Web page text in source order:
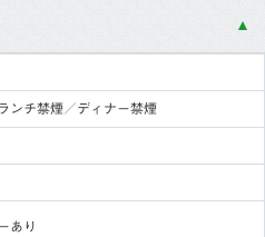
ンチ禁煙／ディナー禁煙
あり